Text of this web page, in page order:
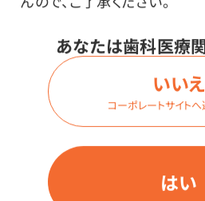
あなたは歯科医療
はい
いいえ
コーポレートサイト
エチルヘキシル、香料、水、BG、
ム果皮油、パチョリ葉油、シロバ
ルット葉油、ショウズク種子油、
リアゾン、(アクリレーツ／ジメ
ェロール
使用上の注意